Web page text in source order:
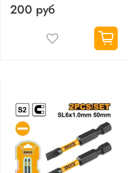
200 руб